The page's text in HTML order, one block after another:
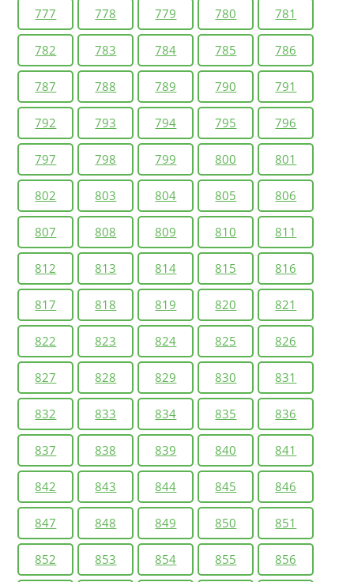
777 778 779 780 781
782 783 784 785 786
787 788 789 790 791
792 793 794 795 796
797 798 799 800 801
802 803 804 805 806
807 808 809 810 811
812 813 814 815 816
817 818 819 820 821
822 823 824 825 826
827 828 829 830 831
832 833 834 835 836
837 838 839 840 841
842 843 844 845 846
847 848 849 850 851
852 853 854 855 856